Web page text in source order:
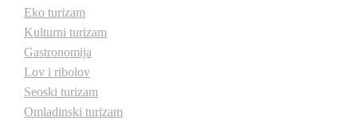
Eko turizam
Kulturni turizam
Gastronomija
Lov i ribolov
Seoski turizam
Omladinski turizam